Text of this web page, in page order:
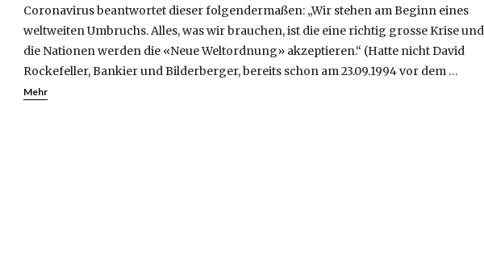
Coronavirus beantwortet dieser folgendermaßen: „Wir stehen am Beginn eines
weltweiten Umbruchs. Alles, was wir brauchen, ist die eine richtig grosse Krise und
die Nationen werden die «Neue Weltordnung» akzeptieren.“ (Hatte nicht David
Rockefeller, Bankier und Bilderberger, bereits schon am 23.09.1994 vor dem …
Mehr